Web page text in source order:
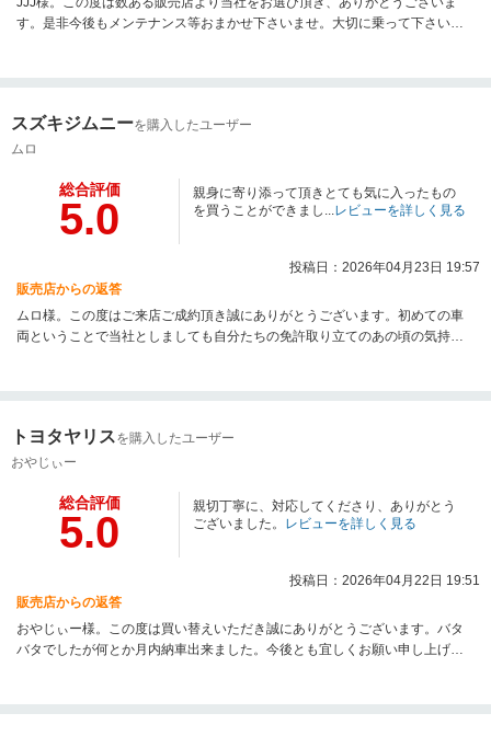
す。是非今後もメンテナンス等おまかせ下さいませ。大切に乗って下さいま
スズキジムニーを購入したユーザー
ムロ
総合評価
5.0
親身に寄り添って頂きとても気に入ったもの
を買うことができまし...レビューを詳しく見る
投稿日：2026年04月23日 19:57
販売店からの返答
ムロ様。この度はご来店ご成約頂き誠にありがとうございます。初めての車
両ということで当社としましても自分たちの免許取り立てのあの頃の気持ち
フ一同。
トヨタヤリスを購入したユーザー
おやじぃー
総合評価
5.0
親切丁寧に、対応してくださり、ありがとう
ございました。 レビューを詳しく見る
投稿日：2026年04月22日 19:51
販売店からの返答
おやじぃー様。この度は買い替えいただき誠にありがとうございます。バタ
バタでしたが何とか月内納車出来ました。今後とも宜しくお願い申し上げま